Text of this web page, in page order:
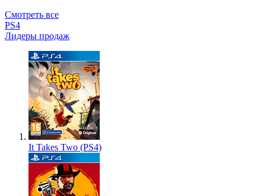
Смотреть все
PS4
Лидеры продаж
It Takes Two (PS4)